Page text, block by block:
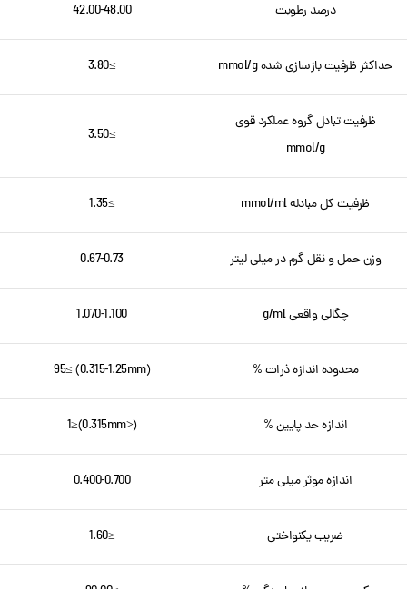
درصد رطوبت 42.00-48.00
حداکثر ظرفیت بازسازی شده mmol/g ≥3.80
ظرفیت تبادل گروه عملکرد قوی
mmol/g
≥3.50
ظرفیت کل مبادله mmol/ml ≥1.35
وزن حمل و نقل گرم در میلی لیتر 0.67-0.73
چگالی واقعی g/ml 1.070-1.100
محدوده اندازه ذرات % (0.315-1.25mm) ≥95
اندازه حد پایین % (<0.315mm)≤1
اندازه موثر میلی متر 0.400-0.700
ضریب یکنواختی ≤1.60